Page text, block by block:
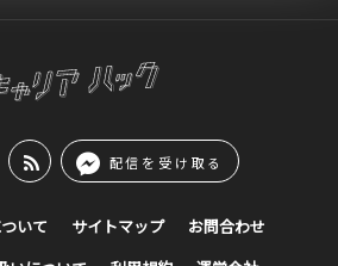
配信を受け取る
いて サイトマップ お問合わせ